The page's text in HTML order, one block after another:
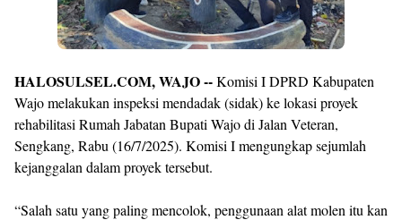
HALOSULSEL.COM, WAJO --Komisi I DPRD Kabupaten
Wajo melakukan inspeksi mendadak (sidak) ke lokasi proyek
rehabilitasi Rumah Jabatan Bupati Wajo di Jalan Veteran,
Sengkang, Rabu (16/7/2025). Komisi I mengungkap sejumlah
kejanggalan dalam proyek tersebut.
“Salah satu yang paling mencolok, penggunaan alat molen itu kan